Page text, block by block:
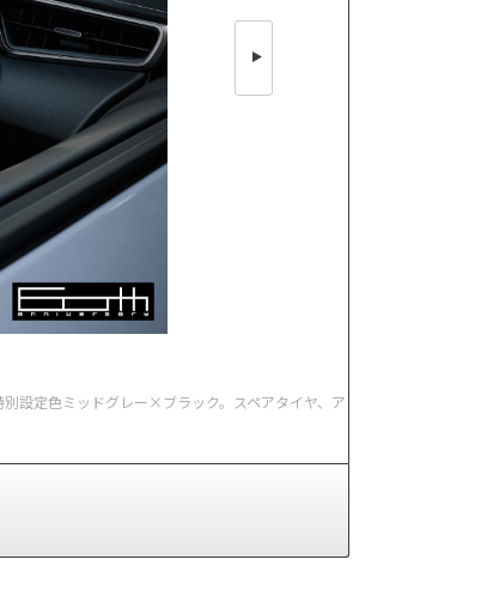
設定色ミッドグレー×ブラック。スペアタイヤ、ア